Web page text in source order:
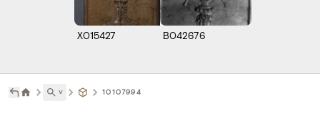
X015427 B042676
˅ 10107994